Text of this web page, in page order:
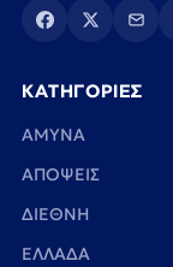
ΚΑΤΗΓΟΡΙΕΣ
ΑΜΥΝΑ
ΑΠΟΨΕΙΣ
ΔΙΕΘΝΗ
ΕΛΛΑΔΑ